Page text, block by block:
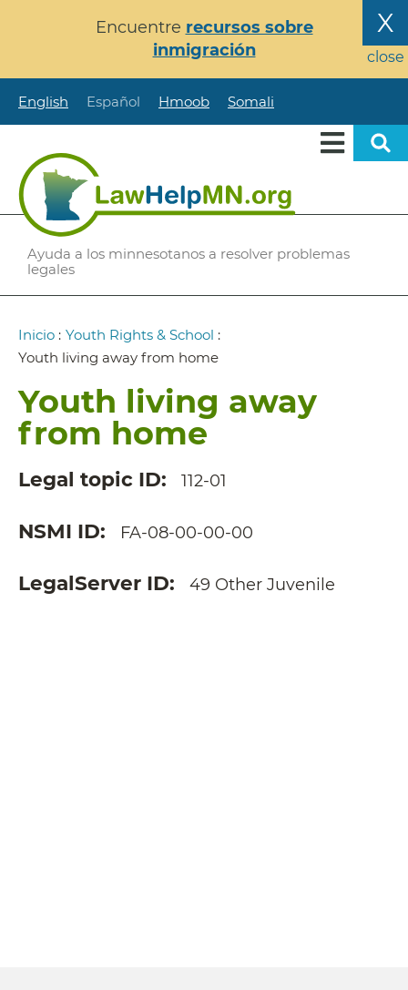
principal
X
close
Encuentre recursos sobre
inmigración
English Español Hmoob Somali
Ayuda a los minnesotanos a resolver problemas
legales
Ruta
de
Inicio : Youth Rights & School :
Youth living away from home
Youth living away
from home
Legal topic ID 112-01
NSMI ID FA-08-00-00-00
LegalServer ID 49 Other Juvenile